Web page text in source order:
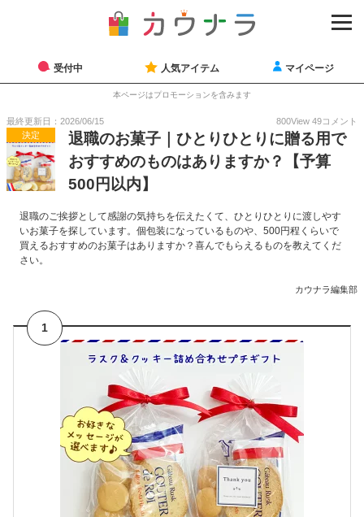
受付中 人気アイテム マイページ
本ページはプロモーションを含みます
最終更新日：2026/06/15 800View 49コメント
決定
退職のお菓子｜ひとりひとりに贈る用で
おすすめのものはありますか？【予算
500円以内】
退職のご挨拶として感謝の気持ちを伝えたくて、ひとりひとりに渡しやす
いお菓子を探しています。個包装になっているものや、500円程くらいで
買えるおすすめのお菓子はありますか？喜んでもらえるものを教えてくだ
さい。
カウナラ編集部
1